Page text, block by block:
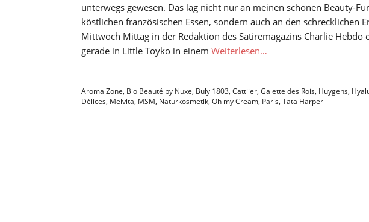
unterwegs gewesen. Das lag nicht nur an meinen schönen Beauty-
köstlichen französischen Essen, sondern auch an den schrecklichen
Mittwoch Mittag in der Redaktion des Satiremagazins Charlie Hebdo
gerade in Little Toyko in einem Weiterlesen…
Aroma Zone, Bio Beauté by Nuxe, Buly 1803, Cattiier, Galette des Rois, Huygens,
Délices, Melvita, MSM, Naturkosmetik, Oh my Cream, Paris, Tata Harper